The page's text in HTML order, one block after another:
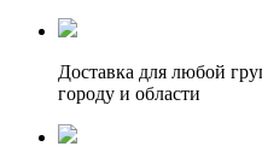
Доставка для любой
городу и области